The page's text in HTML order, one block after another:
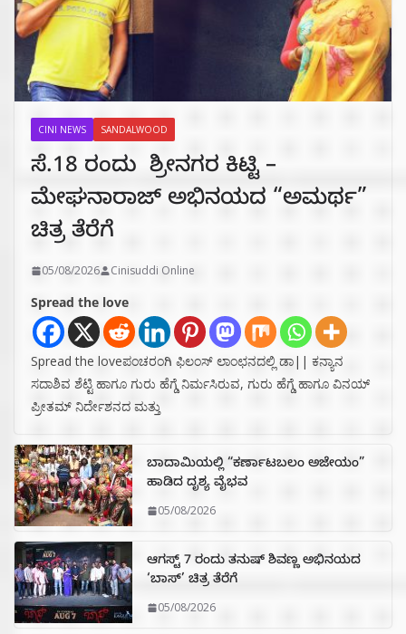
CINI NEWS SANDALWOOD
ಸೆ.18 ರಂದು ಶ್ರೀನಗರ ಕಿಟ್ಟಿ –
ಮೇಘನಾರಾಜ್ ಅಭಿನಯದ “ಅಮರ್ಥ”
ಚಿತ್ರ ತೆರೆಗೆ
05/08/2026 Cinisuddi Online
Spread the love
Spread the loveಪಂಚರಂಗಿ ಫಿಲಂಸ್ ಲಾಂಛನದಲ್ಲಿ ಡಾ|| ಕನ್ಯಾನ
ಸದಾಶಿವ ಶೆಟ್ಟಿ ಹಾಗೂ ಗುರು ಹೆಗ್ಡೆ ನಿರ್ಮಸಿರುವ, ಗುರು ಹೆಗ್ಡೆ ಹಾಗೂ ವಿನಯ್
ಪ್ರೀತಮ್ ನಿರ್ದೇಶನದ ಮತ್ತು
ಬಾದಾಮಿಯಲ್ಲಿ “ಕರ್ಣಾಟಬಲಂ ಅಜೇಯಂ”
ಹಾಡಿದ ದೃಶ್ಯ ವೈಭವ
05/08/2026
ಆಗಸ್ಟ್ 7 ರಂದು ತನುಷ್ ಶಿವಣ್ಣ ಅಭಿನಯದ
‘ಬಾಸ್’ ಚಿತ್ರ ತೆರೆಗೆ
05/08/2026